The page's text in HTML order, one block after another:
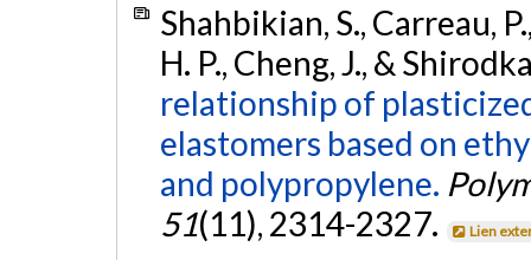
Shahbikian, S., Carreau,
H. P., Cheng, J., &
relationship of
elastomers based on
and polypropylene.
51(11), 2314-2327. Lien